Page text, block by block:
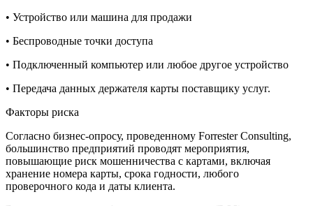
• Устройство или машина для продажи
• Беспроводные точки доступа
• Подключенный компьютер или любое другое устройство
• Передача данных держателя карты поставщику услуг.
Факторы риска
Согласно бизнес-опросу, проведенному Forrester Consulting,
большинство предприятий проводят мероприятия,
повышающие риск мошенничества с картами, включая
хранение номера карты, срока годности, любого
проверочного кода и даты клиента.